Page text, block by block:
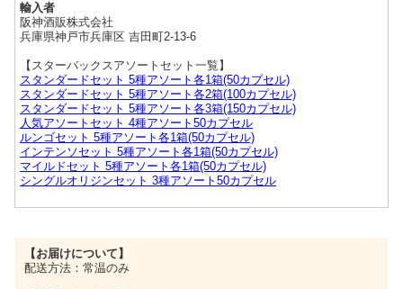
輸入者
阪神酒販株式会社
兵庫県神戸市兵庫区 吉田町2-13-6
【スターバックスアソートセット一覧】
スタンダードセット 5種アソート各1箱(50カプセル)
スタンダードセット 5種アソート各2箱(100カプセル)
スタンダードセット 5種アソート各3箱(150カプセル)
人気アソートセット 4種アソート50カプセル
ルンゴセット 5種アソート各1箱(50カプセル)
インテンソセット 5種アソート各1箱(50カプセル)
マイルドセット 5種アソート各1箱(50カプセル)
シングルオリジンセット 3種アソート50カプセル
【お届けについて】
配送方法：常温のみ